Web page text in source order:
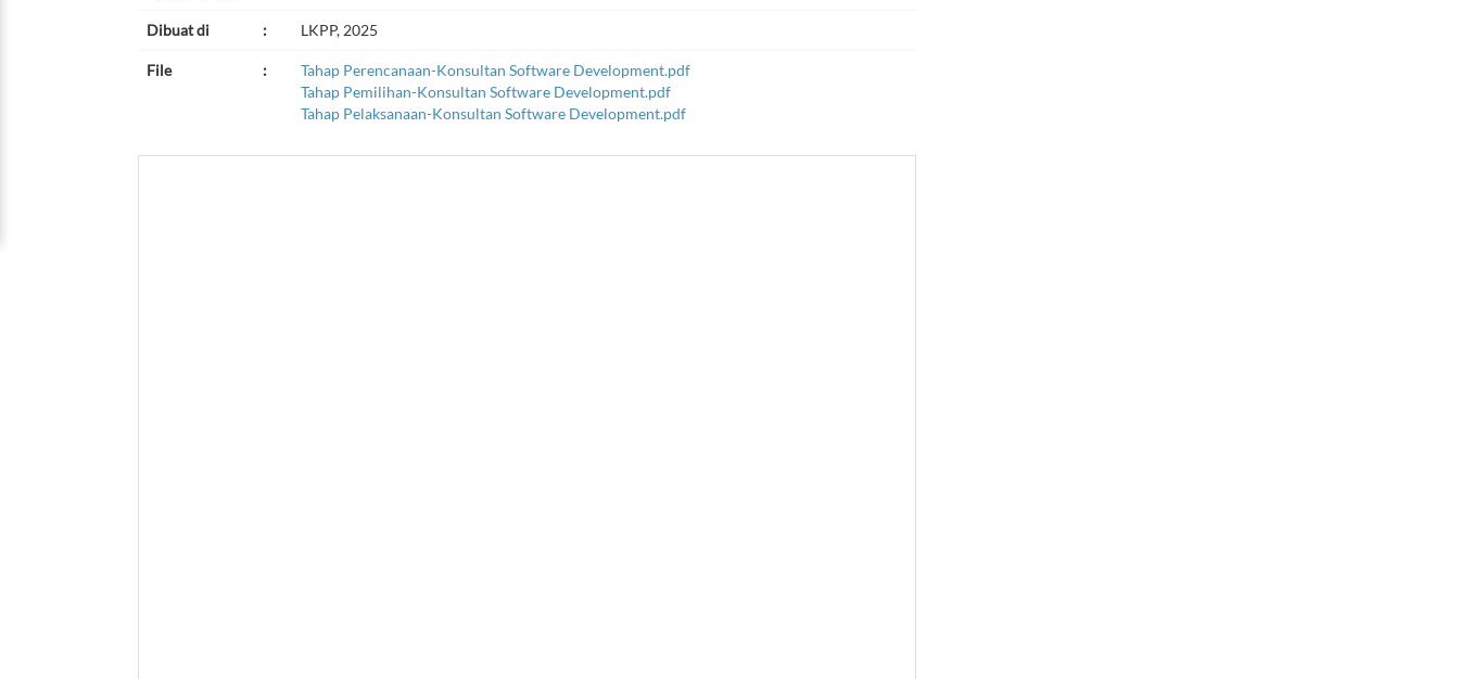
Dibuat di : LKPP, 2025
File :
Tahap Perencanaan-Konsultan Software Development.pdf
Tahap Pemilihan-Konsultan Software Development.pdf
Tahap Pelaksanaan-Konsultan Software Development.pdf